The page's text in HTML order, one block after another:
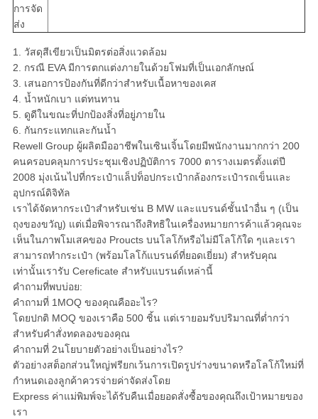
การจัด
ส่ง
1. วัสดุสีเขียวเป็นมิตรต่อสิ่งแวดล้อม
2. กรณี EVA มีการตกแต่งภายในด้วยโฟมที่เป็นเอกลักษณ์
3. เสนอการป้องกันที่ดีกว่าสำหรับเนื้อหาของเคส
4. น้ำหนักเบา แต่ทนทาน
5. ดูดีในขณะที่ปกป้องสิ่งที่อยู่ภายใน
6. กันกระแทกและกันน้ำ
Rewell Group ผู้ผลิตมืออาชีพในเซินเจิ้นโดยมีพนักงานมากกว่า 200
คนครอบคลุมการประชุมเชิงปฏิบัติการ 7000 ตารางเมตรตั้งแต่ปี
2008 มุ่งเน้นไปที่กระเป๋าแล็ปท็อปกระเป๋ากล้องกระเป๋ารถเข็นและ
อุปกรณ์ดิจิทัล
เราได้จัดหากระเป๋าสำหรับเช่น B MW และแบรนด์ชั้นนำอื่น ๆ (เป็น
ถุงของขวัญ) แต่เมื่อพิจารณาถึงสิทธิในเครื่องหมายการค้าแล้วคุณจะ
เห็นในภาพโมเสคของ Proucts บนโลโก้หรือไม่มีโลโก้ใด ๆและเรา
สามารถทำกระเป๋า (พร้อมโลโก้แบรนด์ที่ยอดเยี่ยม) สำหรับคุณ
เท่านั้นเรารับ Cereficate สำหรับแบรนด์เหล่านี้
คำถามที่พบบ่อย:
คำถามที่ 1MOQ ของคุณคืออะไร?
โดยปกติ MOQ ของเราคือ 500 ชิ้น แต่เรายอมรับปริมาณที่ต่ำกว่า
สำหรับคำสั่งทดลองของคุณ
คำถามที่ 2นโยบายตัวอย่างเป็นอย่างไร?
ตัวอย่างสต็อกส่วนใหญ่ฟรียกเว้นการเปิดรูปร่างขนาดหรือโลโก้ใหม่ที่
กำหนดเองลูกค้าควรจ่ายค่าจัดส่งโดย
Express ค่าแม่พิมพ์จะได้รับคืนเมื่อยอดสั่งซื้อของคุณถึงเป้าหมายของ
เรา